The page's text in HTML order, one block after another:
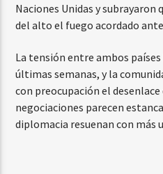
Naciones Unidas y
del alto el fuego acordado
La tensión entre ambos
últimas semanas, y la
con preocupación el
negociaciones parecen
diplomacia resuenan con más